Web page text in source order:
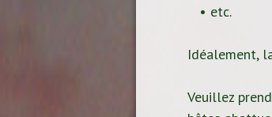
• etc.
Idéalement,
Veuillez